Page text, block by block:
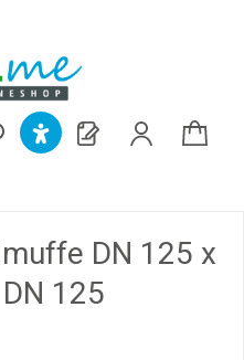
DN 125 x
125